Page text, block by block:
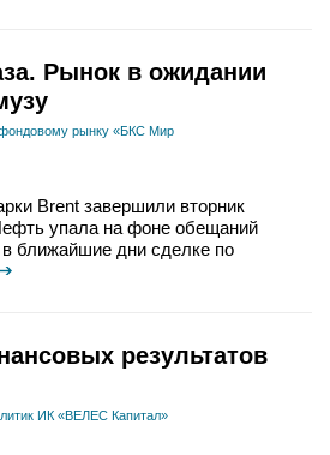
Рынок в ожидании
рынку «БКС Мир
Brent завершили вторник
упала на фоне обещаний
ближайшие дни сделке по
результатов
ИК «ВЕЛЕС Капитал»